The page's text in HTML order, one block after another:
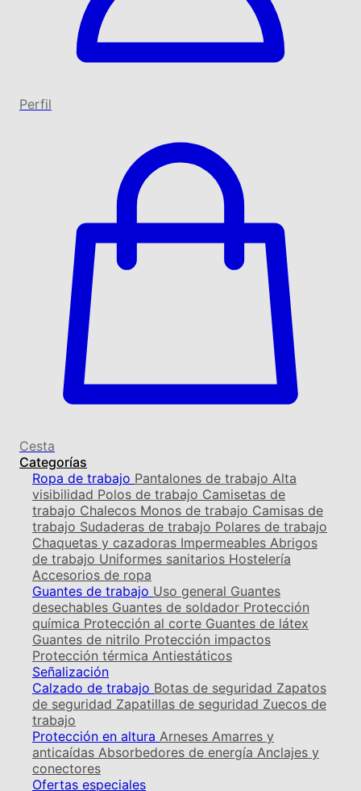
Perfil
Cesta
Categorías
Ropa de trabajo Pantalones de trabajo Alta
visibilidad Polos de trabajo Camisetas de
trabajo Chalecos Monos de trabajo Camisas de
trabajo Sudaderas de trabajo Polares de trabajo
Chaquetas y cazadoras Impermeables Abrigos
de trabajo Uniformes sanitarios Hostelería
Accesorios de ropa
Guantes de trabajo Uso general Guantes
desechables Guantes de soldador Protección
química Protección al corte Guantes de látex
Guantes de nitrilo Protección impactos
Protección térmica Antiestáticos
Señalización
Calzado de trabajo Botas de seguridad Zapatos
de seguridad Zapatillas de seguridad Zuecos de
trabajo
Protección en altura Arneses Amarres y
anticaídas Absorbedores de energía Anclajes y
conectores
Ofertas especiales